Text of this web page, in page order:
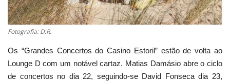
Ambiente
Fotografia: D.R.
Os “Grandes Concertos do Casino Estoril” estão de volta ao
Lounge D com um notável cartaz. Matias Damásio abre o ciclo
de concertos no dia 22, seguindo-se David Fonseca dia 23,